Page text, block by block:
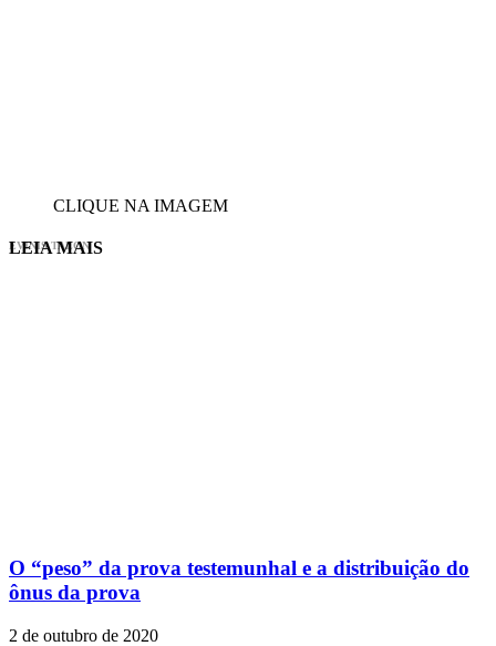
CLIQUE NA IMAGEM
EVINIS TALON
LEIA MAIS
O “peso” da prova testemunhal e a distribuição do
ônus da prova
2 de outubro de 2020